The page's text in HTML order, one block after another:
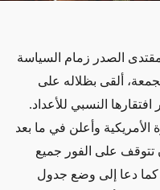
يناير 2020، تولى مقتدى الصدر زمام السياسة
ألقى بظلاله على
النسبي للأعداد.
الأمريكية وأعلن في ما بعد
تتوقف على الفور جميع
كما دعا إلى وضع جدول